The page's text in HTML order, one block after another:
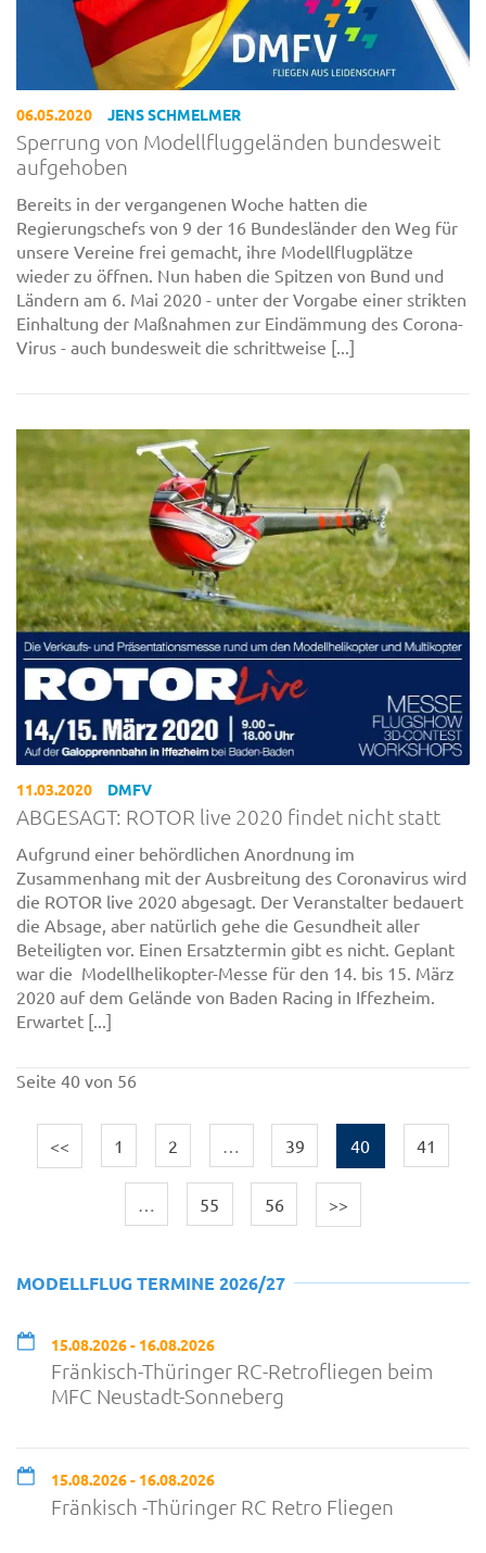
06.05.2020 JENS SCHMELMER
Sperrung von Modellfluggeländen bundesweit
aufgehoben
Bereits in der vergangenen Woche hatten die
Regierungschefs von 9 der 16 Bundesländer den Weg für
unsere Vereine frei gemacht, ihre Modellflugplätze
wieder zu öffnen. Nun haben die Spitzen von Bund und
Ländern am 6. Mai 2020 - unter der Vorgabe einer strikten
Einhaltung der Maßnahmen zur Eindämmung des Corona-
Virus - auch bundesweit die schrittweise [...]
11.03.2020 DMFV
ABGESAGT: ROTOR live 2020 findet nicht statt
Aufgrund einer behördlichen Anordnung im
Zusammenhang mit der Ausbreitung des Coronavirus wird
die ROTOR live 2020 abgesagt. Der Veranstalter bedauert
die Absage, aber natürlich gehe die Gesundheit aller
Beteiligten vor. Einen Ersatztermin gibt es nicht. Geplant
war die Modellhelikopter-Messe für den 14. bis 15. März
2020 auf dem Gelände von Baden Racing in Iffezheim.
Erwartet [...]
Seite 40 von 56
<< 1 2 … 39 40 41
… 55 56 >>
MODELLFLUG TERMINE 2026/27
15.08.2026 - 16.08.2026
Fränkisch-Thüringer RC-Retrofliegen beim
MFC Neustadt-Sonneberg
15.08.2026 - 16.08.2026
Fränkisch -Thüringer RC Retro Fliegen